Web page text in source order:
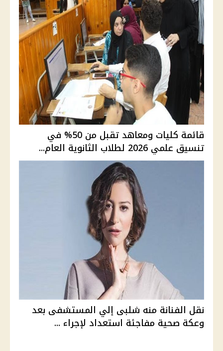
قائمة كليات ومعاهد تقبل من 50% في
تنسيق علمي 2026 لطلاب الثانوية العام...
نقل الفنانة منه شلبى إلي المستشفى بعد
وعكة صحية مفاجئة استعداد لإجراء ...